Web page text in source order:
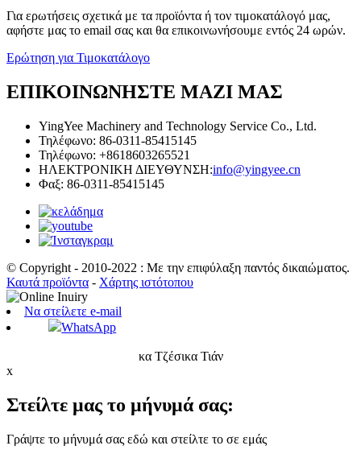
Για ερωτήσεις σχετικά με τα προϊόντα ή τον τιμοκατάλογό μας,
αφήστε μας το email σας και θα επικοινωνήσουμε εντός 24 ωρών.
Ερώτηση για Τιμοκατάλογο
ΕΠΙΚΟΙΝΩΝΗΣΤΕ ΜΑΖΙ ΜΑΣ
YingYee Machinery and Technology Service Co., Ltd.
Τηλέφωνο: 86-0311-85415145
Τηλέφωνο: +8618603265521
ΗΛΕΚΤΡΟΝΙΚΗ ΔΙΕΥΘΥΝΣΗ:info@yingyee.cn
Φαξ: 86-0311-85415145
© Copyright - 2010-2022 : Με την επιφύλαξη παντός δικαιώματος.
Καυτά προϊόντα - Χάρτης ιστότοπου
Να στείλετε e-mail
WhatsApp
κα Τζέσικα Τιάν
x
Στείλτε μας το μήνυμά σας:
Γράψτε το μήνυμά σας εδώ και στείλτε το σε εμάς